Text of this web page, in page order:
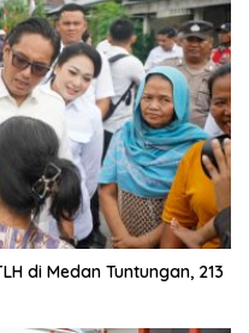
di Medan Tuntungan, 213